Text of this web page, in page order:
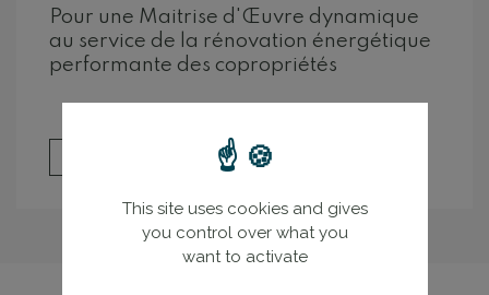
Pour une Maitrise d'Œuvre dynamique
au service de la rénovation énergétique
performante des copropriétés
This site uses cookies and gives
you control over what you
want to activate